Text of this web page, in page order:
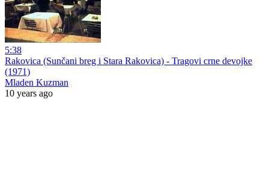
5:38
Rakovica (Sunčani breg i Stara Rakovica) - Tragovi crne devojke
(1971)
Mladen Kuzman
10 years ago